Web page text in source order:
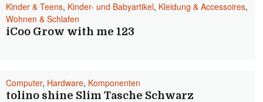
Kinder & Teens, Kinder- und Babyartikel, Kleidung & Accessoires,
Wohnen & Schlafen
iCoo Grow with me 123
Computer, Hardware, Komponenten
tolino shine Slim Tasche Schwarz